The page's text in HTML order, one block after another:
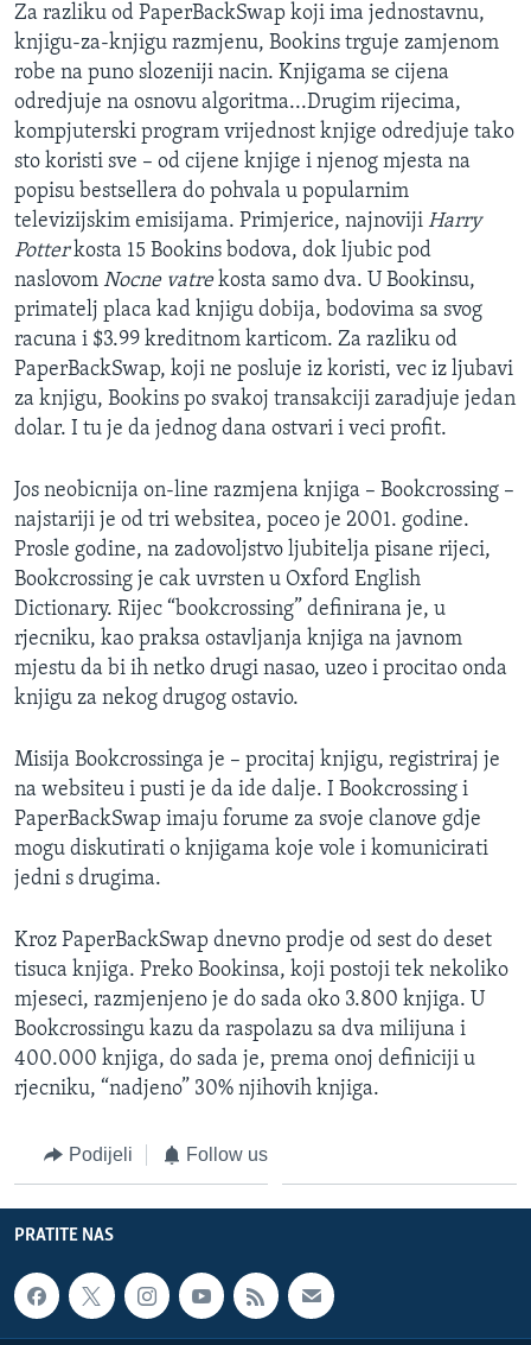
Za razliku od PaperBackSwap koji ima jednostavnu,
knjigu-za-knjigu razmjenu, Bookins trguje zamjenom
robe na puno slozeniji nacin. Knjigama se cijena
odredjuje na osnovu algoritma...Drugim rijecima,
kompjuterski program vrijednost knjige odredjuje tako
sto koristi sve – od cijene knjige i njenog mjesta na
popisu bestsellera do pohvala u popularnim
televizijskim emisijama. Primjerice, najnoviji Harry
Potterkosta 15 Bookins bodova, dok ljubic pod
naslovom Nocne vatrekosta samo dva. U Bookinsu,
primatelj placa kad knjigu dobija, bodovima sa svog
racuna i $3.99 kreditnom karticom. Za razliku od
PaperBackSwap, koji ne posluje iz koristi, vec iz ljubavi
za knjigu, Bookins po svakoj transakciji zaradjuje jedan
dolar. I tu je da jednog dana ostvari i veci profit.
Jos neobicnija on-line razmjena knjiga – Bookcrossing –
najstariji je od tri websitea, poceo je 2001. godine.
Prosle godine, na zadovoljstvo ljubitelja pisane rijeci,
Bookcrossing je cak uvrsten u Oxford English
Dictionary. Rijec “bookcrossing” definirana je, u
rjecniku, kao praksa ostavljanja knjiga na javnom
mjestu da bi ih netko drugi nasao, uzeo i procitao onda
knjigu za nekog drugog ostavio.
Misija Bookcrossinga je – procitaj knjigu, registriraj je
na websiteu i pusti je da ide dalje. I Bookcrossing i
PaperBackSwap imaju forume za svoje clanove gdje
mogu diskutirati o knjigama koje vole i komunicirati
jedni s drugima.
Kroz PaperBackSwap dnevno prodje od sest do deset
tisuca knjiga. Preko Bookinsa, koji postoji tek nekoliko
mjeseci, razmjenjeno je do sada oko 3.800 knjiga. U
Bookcrossingu kazu da raspolazu sa dva milijuna i
400.000 knjiga, do sada je, prema onoj definiciji u
rjecniku, “nadjeno” 30% njihovih knjiga.
Podijeli Follow us
PRATITE NAS